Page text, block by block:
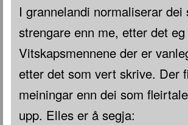
I grannelandi normaliserar
strengare enn me, etter det
Vitskapsmennene der er
etter det som vert skrive. Der
meiningar enn dei som
upp. Elles er å segja: